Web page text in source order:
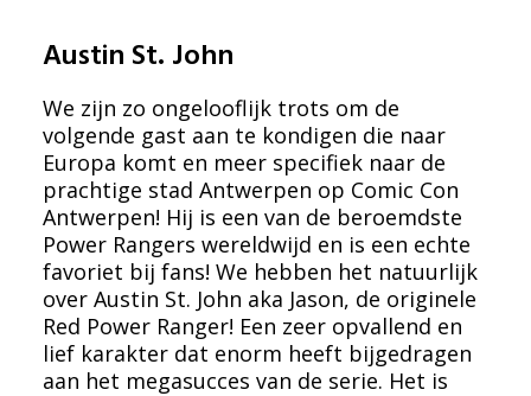
Austin St. John
We zijn zo ongelooflijk trots om de
volgende gast aan te kondigen die naar
Europa komt en meer specifiek naar de
prachtige stad Antwerpen op Comic Con
Antwerpen! Hij is een van de beroemdste
Power Rangers wereldwijd en is een echte
favoriet bij fans! We hebben het natuurlijk
over Austin St. John aka Jason, de originele
Red Power Ranger! Een zeer opvallend en
lief karakter dat enorm heeft bijgedragen
aan het megasucces van de serie. Het is